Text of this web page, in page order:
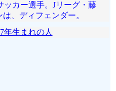
カー選手。Jリーグ・藤
、ディフェンダー。
年生まれの人